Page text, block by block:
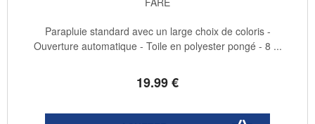
19.99€
Parapluie standard avec un large choix de coloris -
Ouverture automatique - Toile en polyester pongé - 8 ...